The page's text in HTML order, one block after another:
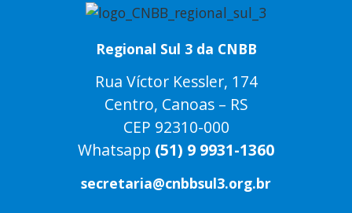
Regional Sul 3 da CNBB
Rua Víctor Kessler, 174
Centro, Canoas – RS
CEP 92310-000
Whatsapp (51) 9 9931-1360
secretaria@cnbbsul3.org.br